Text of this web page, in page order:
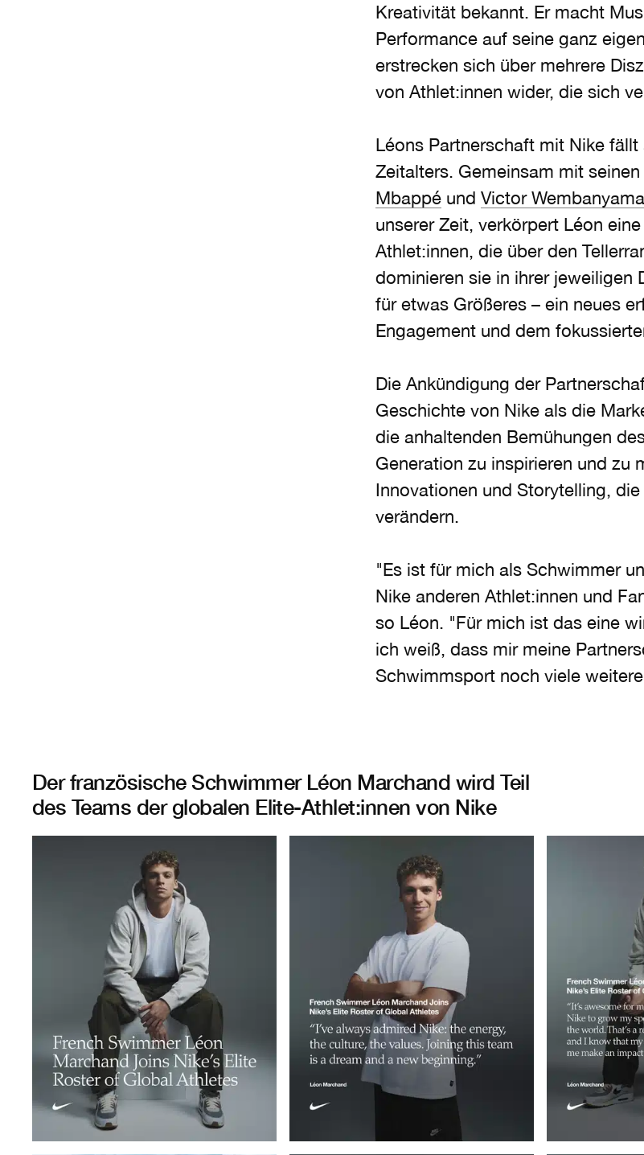
Kreativität bekannt. Er macht
Performance auf seine ganz
erstrecken sich über mehrere
von Athlet:innen wider, die sich
Léons Partnerschaft mit Nike
Zeitalters. Gemeinsam mit
Mbappéund Victor Wembanyama
unserer Zeit, verkörpert Léon
Athlet:innen, die über den
dominieren sie in ihrer jeweiligen
für etwas Größeres – ein neues
Engagement und dem
Die Ankündigung der
Geschichte von Nike als die
die anhaltenden Bemühungen
Generation zu inspirieren und zu
Innovationen und Storytelling,
verändern.
"Es ist für mich als Schwimmer
Nike anderen Athlet:innen und
so Léon. "Für mich ist das eine
ich weiß, dass mir meine
Schwimmsport noch viele
Der französische Schwimmer Léon Marchand wird Teil
des Teams der globalen Elite-Athlet:innen von Nike